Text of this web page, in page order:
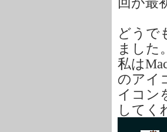
どうで
ました。
私は
のアイ
イコン
してく